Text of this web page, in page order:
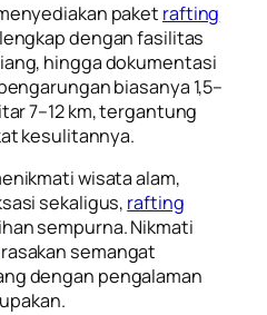
paket rafting
dengan fasilitas
hingga dokumentasi
biasanya 1,5–
7–12 km, tergantung
kesulitannya.
wisata alam,
sekaligus, rafting
sempurna. Nikmati
rasakan semangat
dengan pengalaman